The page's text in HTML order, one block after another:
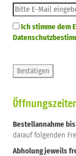
Ich stimme dem
Bestellannahme
darauf folgenden
Abholung jeweils